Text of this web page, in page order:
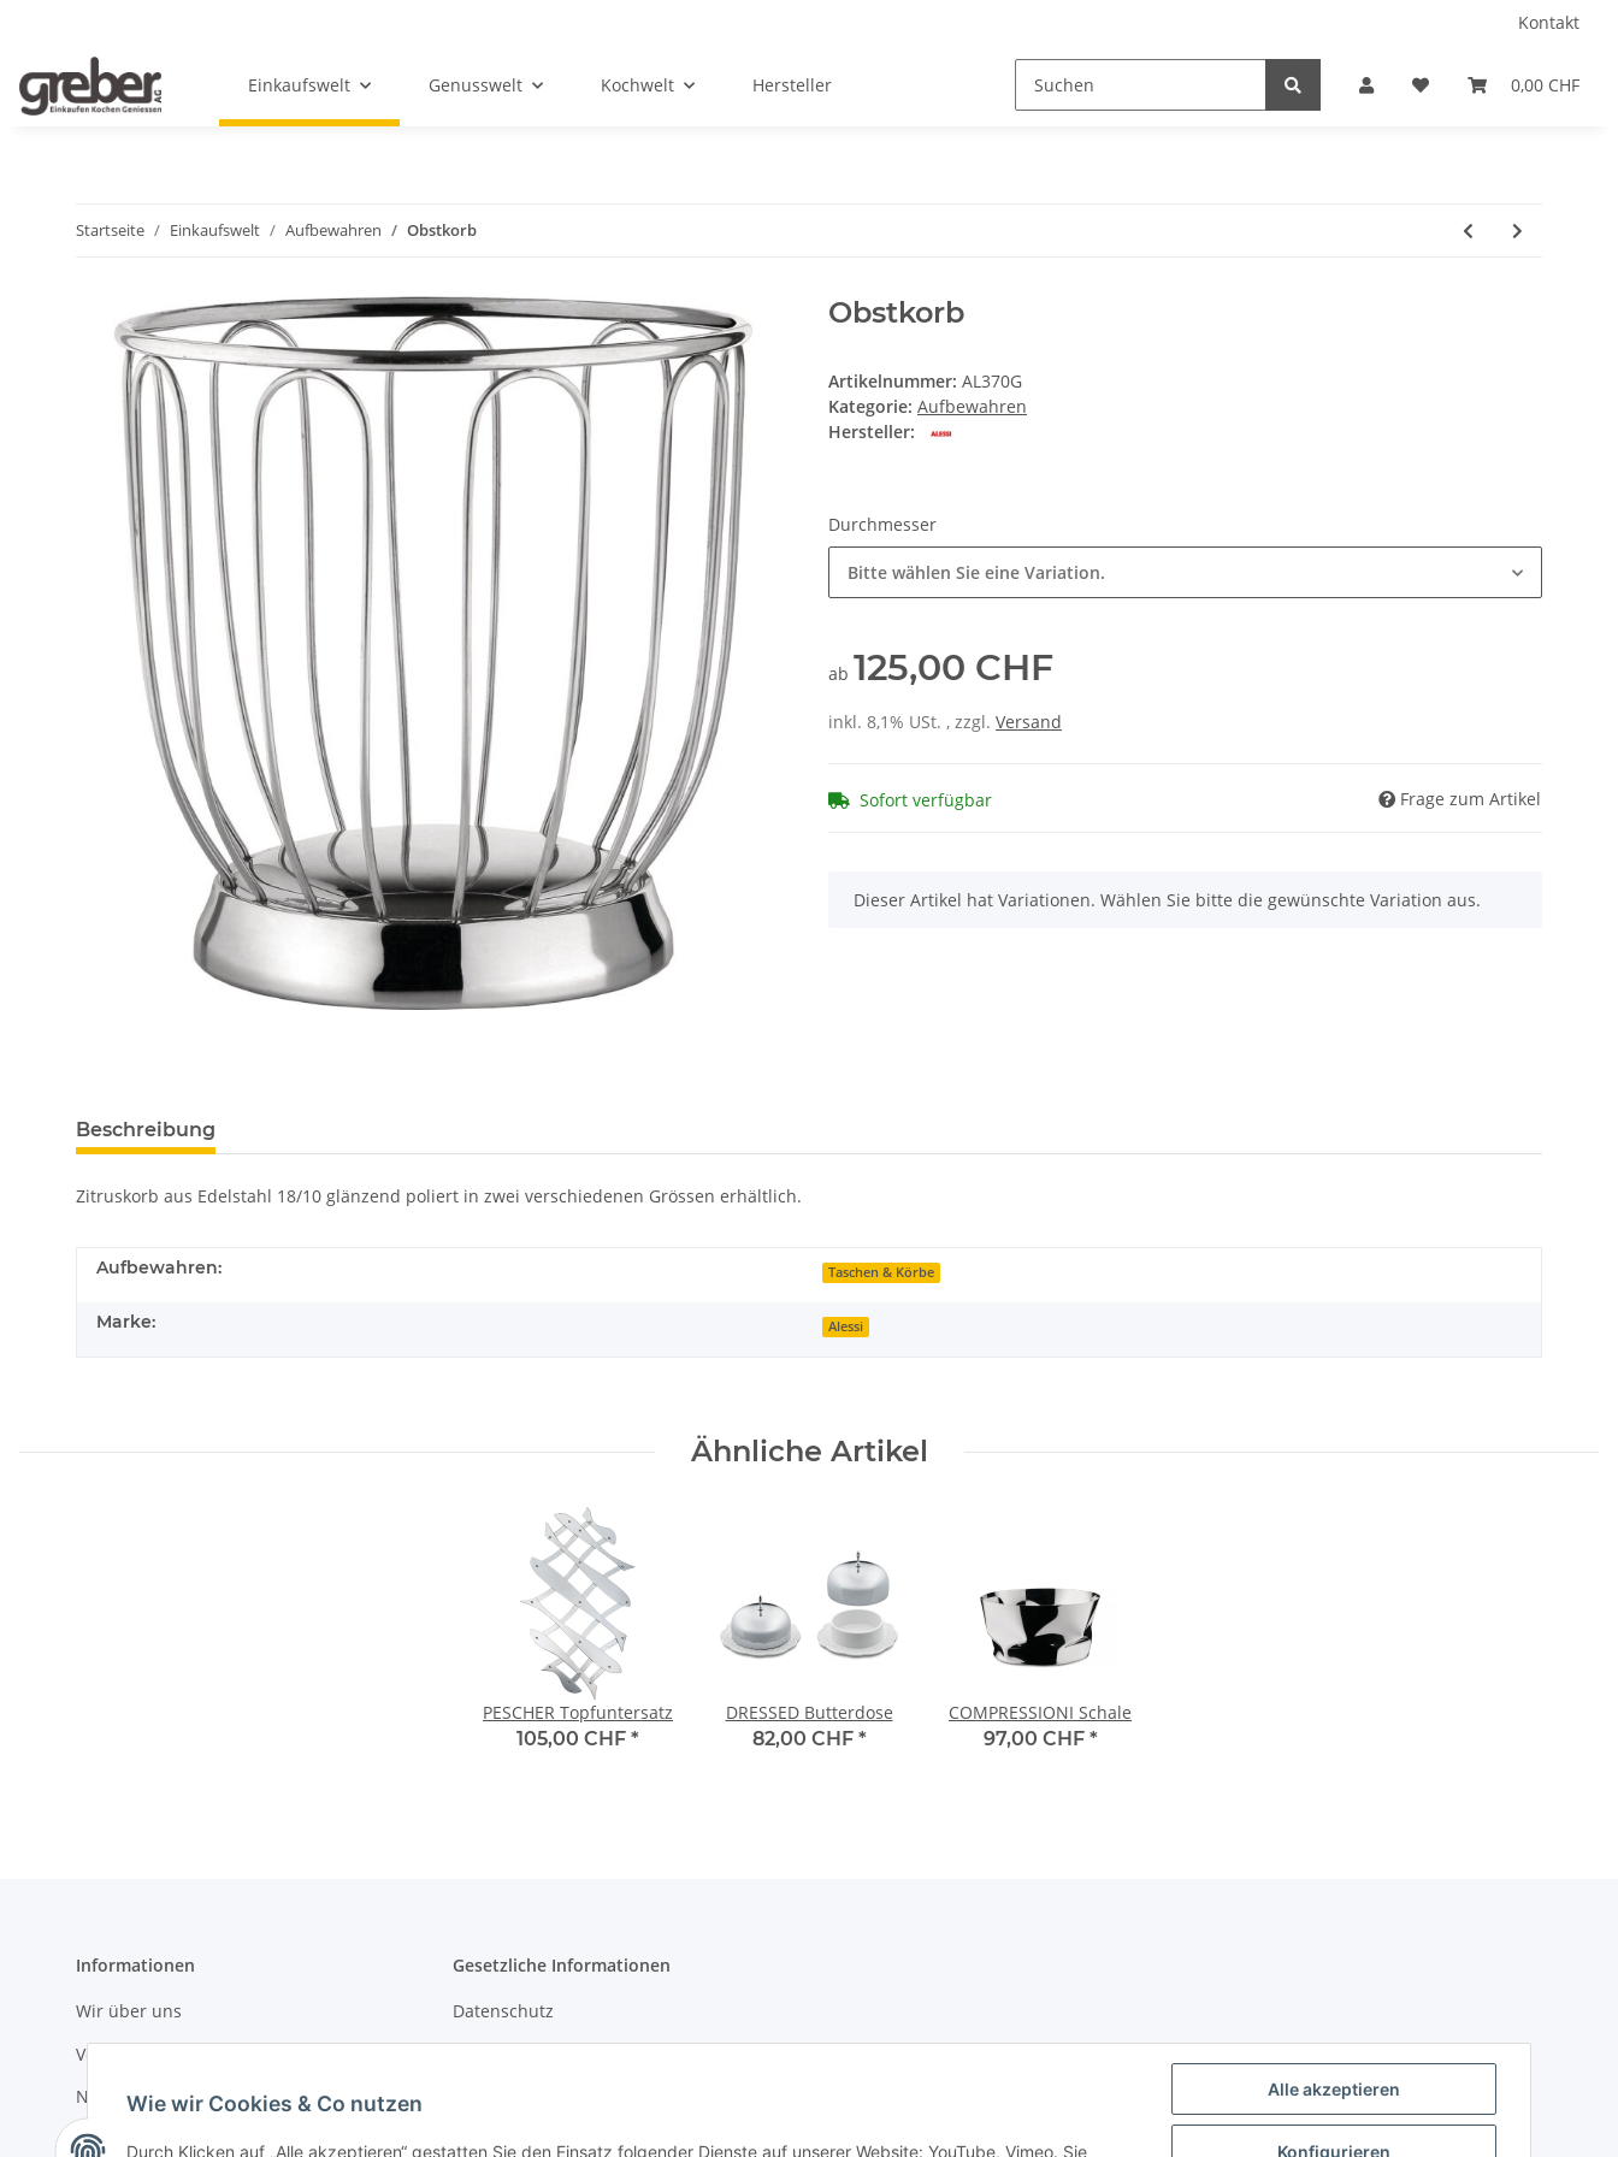
Kontakt
0,00 CHF
Einkaufswelt Genusswelt Kochwelt Hersteller
Startseite Einkaufswelt Aufbewahren Obstkorb
Obstkorb
Artikelnummer: AL370G
Kategorie: Aufbewahren
Hersteller:
Durchmesser
Bitte wählen Sie eine Variation.
ab 125,00 CHF
inkl. 8,1% USt. , zzgl. Versand
Sofort verfügbar Frage zum Artikel
x
Dieser Artikel hat Variationen. Wählen Sie bitte die gewünschte Variation aus.
Beschreibung
Zitruskorb aus Edelstahl 18/10 glänzend poliert in zwei verschiedenen Grössen erhältlich.
Aufbewahren: Taschen & Körbe
Marke: Alessi
Ähnliche Artikel
PESCHER Topfuntersatz
105,00 CHF *
DRESSED Butterdose
82,00 CHF *
COMPRESSIONI Schale
97,00 CHF *
Informationen
Wir über uns
Versandinformationen
Newsletter
Gesetzliche Informationen
Datenschutz
Wie wir Cookies & Co nutzen
Durch Klicken auf „Alle akzeptieren“ gestatten Sie den Einsatz folgender Dienste auf unserer Website: YouTube, Vimeo. Sie
Alle akzeptieren
Konfigurieren